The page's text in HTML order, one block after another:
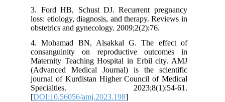
3. Ford HB, Schust DJ. Recurrent pregnancy
loss: etiology, diagnosis, and therapy. Reviews in
obstetrics and gynecology. 2009;2(2):76.
4. Mohamad BN, Alsakkal G. The effect of
consanguinity on reproductive outcomes in
Maternity Teaching Hospital in Erbil city. AMJ
(Advanced Medical Journal) is the scientific
journal of Kurdistan Higher Council of Medical
Specialties. 2023;8(1):54-61.
[DOI:10.56056/amj.2023.198